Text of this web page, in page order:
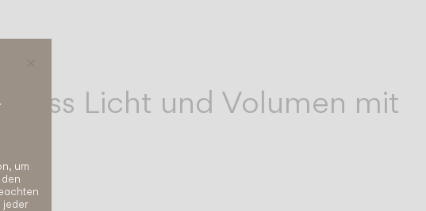
Licht und Volumen mit
um
jeder